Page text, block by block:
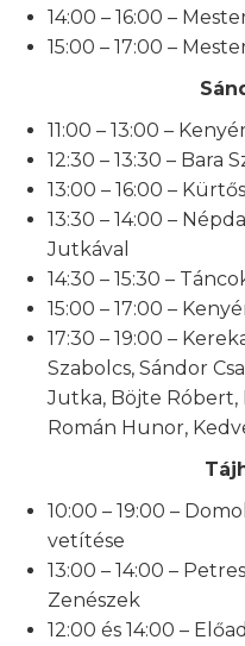
14:00 – 16:00 –
15:00 – 17:00 –
11:00 – 13:00 –
12:30 – 13:30 – Bara
13:00 – 16:00 –
13:30 – 14:00 –
Jutkával
14:30 – 15:30 –
15:00 – 17:00 –
17:30 – 19:00 –
Szabolcs, Sándor
Jutka, Böjte Róbert,
Román Hunor,
10:00 – 19:00 –
vetítése
13:00 – 14:00 –
Zenészek
12:00 és 14:00 –